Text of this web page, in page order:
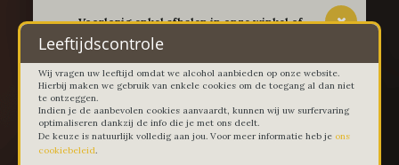
-- Voorlopig enkel afhalen in onze winkel of
thuislevering in Lievegem vanaf 100 euro --
Leeftijdscontrole
Wij vragen uw leeftijd omdat we alcohol aanbieden op onze website.
Hierbij maken we gebruik van enkele cookies om de toegang al dan niet
te ontzeggen.
Indien je de aanbevolen cookies aanvaardt, kunnen wij uw surfervaring
optimaliseren dankzij de info die je met ons deelt.
De keuze is natuurlijk volledig aan jou. Voor meer informatie heb je ons
cookiebeleid.